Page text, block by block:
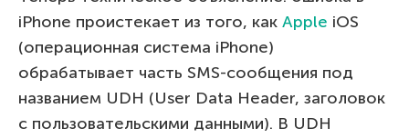
iPhone проистекает из того, как Apple iOS
(операционная система iPhone)
обрабатывает часть SMS-сообщения под
названием UDH (User Data Header, заголовок
с пользовательскими данными). В UDH